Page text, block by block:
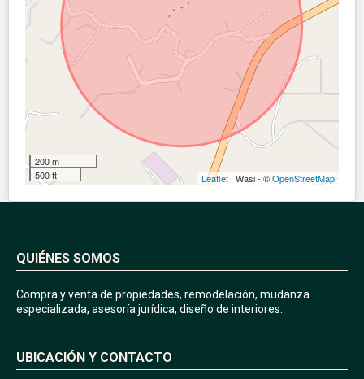
200 m
500 ft
Leaflet | Wasi - ©OpenStreetMap
QUIÉNES SOMOS
Compra y venta de propiedades, remodelación, mudanza
especializada, asesoría jurídica, diseño de interiores.
UBICACIÓN Y CONTACTO